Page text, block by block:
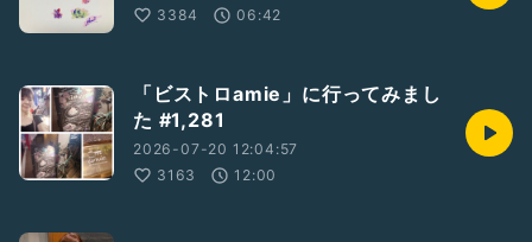
3384
06:42
「ビストロamie」に行ってみまし
た #1,281
2026-07-20 12:04:57
3163
12:00